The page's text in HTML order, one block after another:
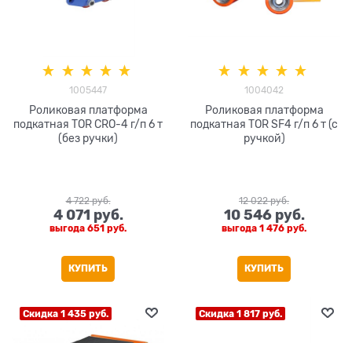
1005447
Роликовая платформа
подкатная TOR CRO-4 г/п 6 т
(без ручки)
4 722 руб.
4 071 руб.
выгода 651 руб.
КУПИТЬ
1004042
Роликовая платформа
подкатная TOR SF4 г/п 6 т (с
ручкой)
12 022 руб.
10 546 руб.
выгода 1 476 руб.
КУПИТЬ
Скидка 1 435 руб. Скидка 1 817 руб.